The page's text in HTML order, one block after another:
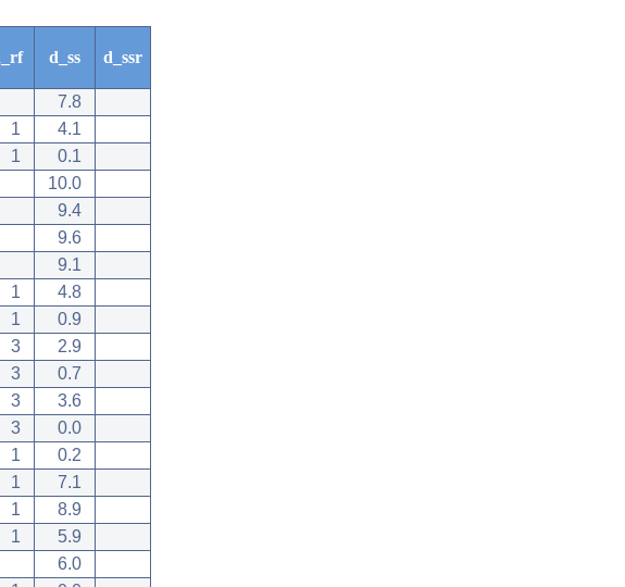
d_ss d_ssr
7.8
1
4.1
1
0.1
10.0
9.4
9.6
9.1
1
4.8
1
0.9
3
2.9
3
0.7
3
3.6
3
0.0
1
0.2
1
7.1
1
8.9
1
5.9
6.0